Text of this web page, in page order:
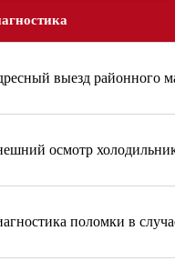
выезд районного
осмотр
поломки в